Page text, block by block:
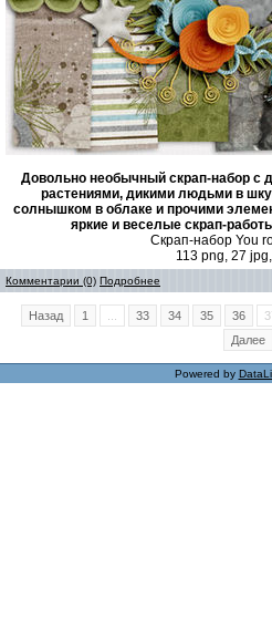
Довольно необычный скрап-набор с
растениями, дикими людьми в
солнышком в облаке и прочими
яркие и веселые скрап-
Скрап-набор You
113 png, 27
Комментарии (0) Подробнее
Назад 1 33 34 35 36
Далее
Powered by